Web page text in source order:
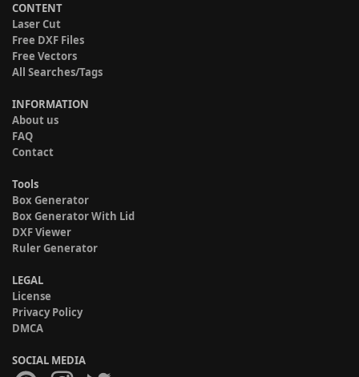
CONTENT
Laser Cut
Free DXF Files
Free Vectors
All Searches/Tags
INFORMATION
About us
FAQ
Contact
Tools
Box Generator
Box Generator With Lid
DXF Viewer
Ruler Generator
LEGAL
License
Privacy Policy
DMCA
SOCIAL MEDIA